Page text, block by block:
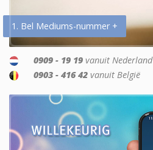
1. Bel Mediums-nummer +
0909 - 19 19 vanuit Nederland
0903 - 416 42 vanuit België